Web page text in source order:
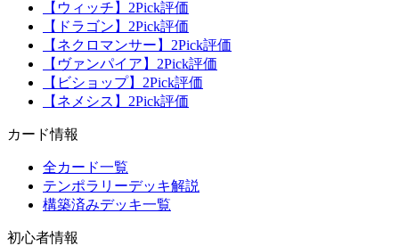
【ウィッチ】2Pick評価
【ドラゴン】2Pick評価
【ネクロマンサー】2Pick評価
【ヴァンパイア】2Pick評価
【ビショップ】2Pick評価
【ネメシス】2Pick評価
カード情報
全カード一覧
テンポラリーデッキ解説
構築済みデッキ一覧
初心者情報